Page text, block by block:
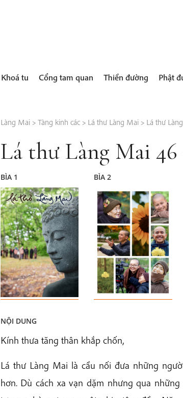
Khoá tu Cổng tam quan Thiền đường Phật
Làng Mai> Tàng kinh các> Lá thư Làng Mai> Lá thư
Lá thư Làng Mai 46
BÌA 1 BÌA 2
NỘI DUNG
Kính thưa tăng thân khắp chốn,
Lá thư Làng Mai là cầu nối đưa những
hơn. Dù cách xa vạn dặm nhưng qua